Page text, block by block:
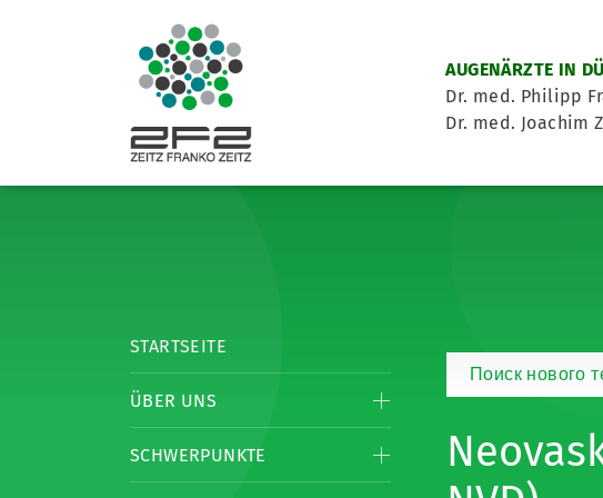
AUGENÄRZTE IN
Dr. med. Philipp
Dr. med. Joachim
STARTSEITE
ÜBER UNS
SCHWERPUNKTE
Поиск нового